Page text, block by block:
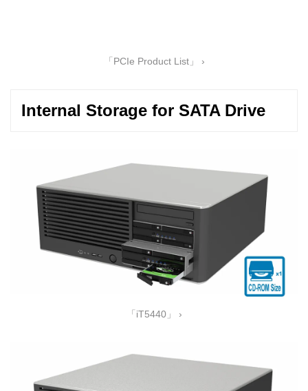
「PCIe Product List」 ›
Internal Storage for SATA Drive
「iT5440」 ›